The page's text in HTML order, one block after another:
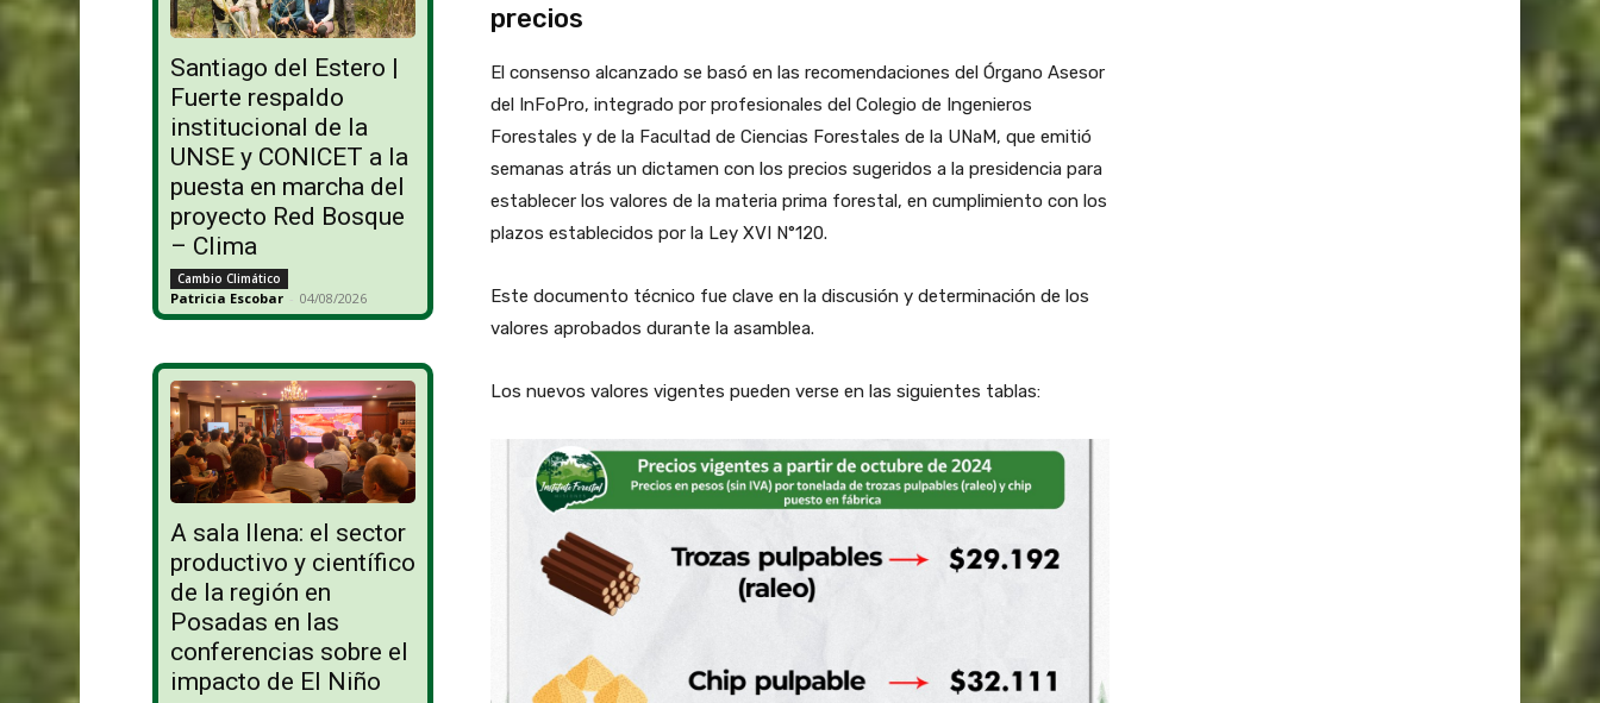
Santiago del Estero |
Fuerte respaldo
institucional de la
UNSE y CONICET a la
puesta en marcha del
proyecto Red Bosque
– Clima
Cambio Climático
Patricia Escobar - 04/08/2026
A sala llena: el sector
productivo y científico
de la región en
Posadas en las
conferencias sobre el
impacto de El Niño
precios
El consenso alcanzado se basó en las recomendaciones del Órgano Asesor
del InFoPro, integrado por profesionales del Colegio de Ingenieros
Forestales y de la Facultad de Ciencias Forestales de la UNaM, que emitió
semanas atrás un dictamen con los precios sugeridos a la presidencia para
establecer los valores de la materia prima forestal, en cumplimiento con los
plazos establecidos por la Ley XVI N°120.
Este documento técnico fue clave en la discusión y determinación de los
valores aprobados durante la asamblea.
Los nuevos valores vigentes pueden verse en las siguientes tablas: